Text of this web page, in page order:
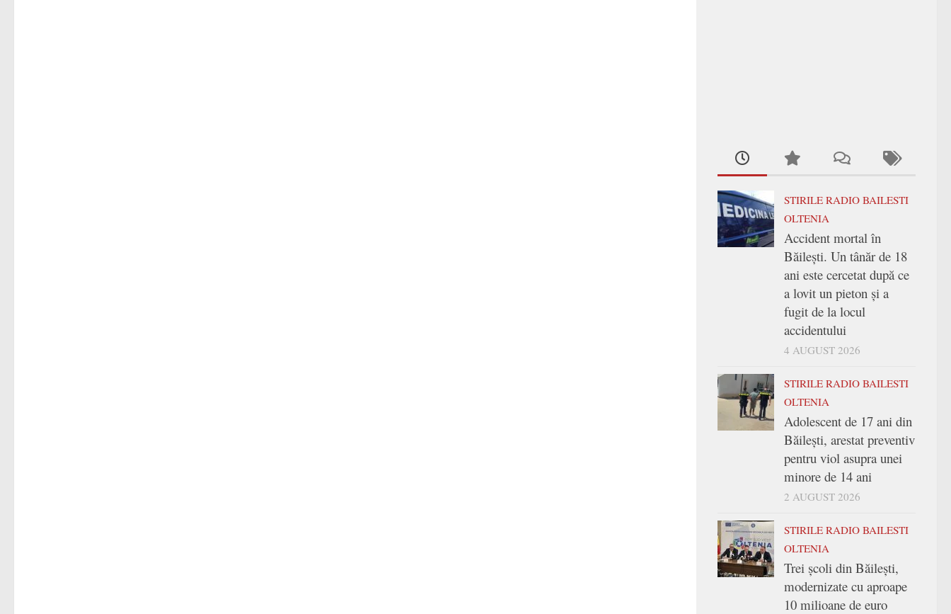
STIRILE RADIO BAILESTI
OLTENIA
Accident mortal în
Băilești. Un tânăr de 18
ani este cercetat după ce
a lovit un pieton și a
fugit de la locul
accidentului
4 AUGUST 2026
STIRILE RADIO BAILESTI
OLTENIA
Adolescent de 17 ani din
Băilești, arestat preventiv
pentru viol asupra unei
minore de 14 ani
2 AUGUST 2026
STIRILE RADIO BAILESTI
OLTENIA
Trei şcoli din Băileşti,
modernizate cu aproape
10 milioane de euro